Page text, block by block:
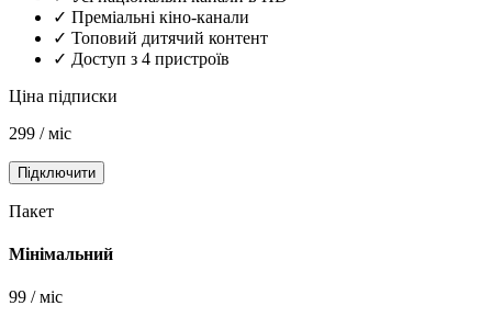
✓ Преміальні кіно-канали
✓ Топовий дитячий контент
✓ Доступ з 4 пристроїв
Ціна підписки
299 / міс
Підключити
Пакет
Мінімальний
99 / міс